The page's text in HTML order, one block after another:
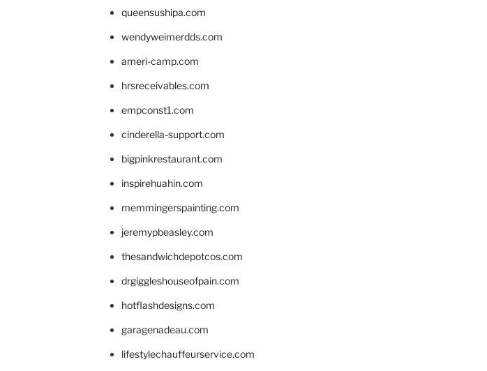
queensushipa.com
wendyweimerdds.com
ameri-camp.com
hrsreceivables.com
empconst1.com
cinderella-support.com
bigpinkrestaurant.com
inspirehuahin.com
memmingerspainting.com
jeremypbeasley.com
thesandwichdepotcos.com
drgiggleshouseofpain.com
hotflashdesigns.com
garagenadeau.com
lifestylechauffeurservice.com